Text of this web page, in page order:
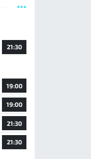
21:30
19:00
19:00
21:30
21:30